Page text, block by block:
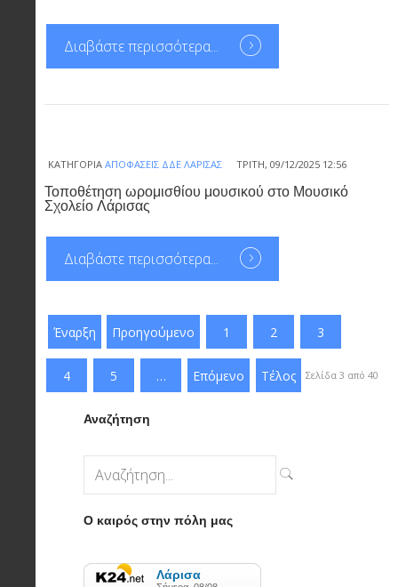
Διαβάστε περισσότερα...
ΚΑΤΗΓΟΡΊΑ ΑΠΟΦΆΣΕΙΣ ΔΔΕ ΛΆΡΙΣΑΣ ΤΡΊΤΗ, 09/12/2025 12:56
Τοποθέτηση ωρομισθίου μουσικού στο Μουσικό
Σχολείο Λάρισας
Διαβάστε περισσότερα...
Έναρξη Προηγούμενο 1 2 3
4 5 … Επόμενο Τέλος Σελίδα 3 από 40
Αναζήτηση
Ο καιρός στην πόλη μας